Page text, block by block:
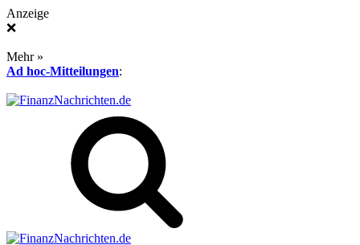
Anzeige
❌
Mehr »
Ad hoc-Mitteilungen: